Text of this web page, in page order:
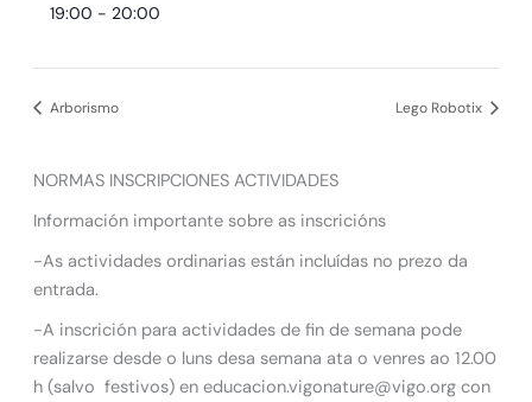
19:00 - 20:00
Arborismo Lego Robotix
NORMAS INSCRIPCIONES ACTIVIDADES
Información importante sobre as inscricións
-As actividades ordinarias están incluídas no prezo da
entrada.
-A inscrición para actividades de fin de semana pode
realizarse desde o luns desa semana ata o venres ao 12.00
h (salvo festivos) en educacion.vigonature@vigo.org con